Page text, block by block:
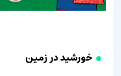
خورشید در زمین